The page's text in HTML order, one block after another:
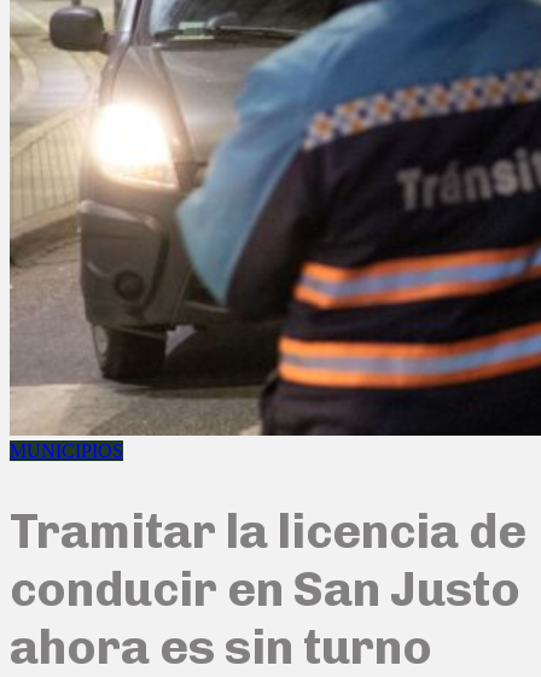
MUNICIPIOS
Tramitar la licencia de
conducir en San Justo
ahora es sin turno